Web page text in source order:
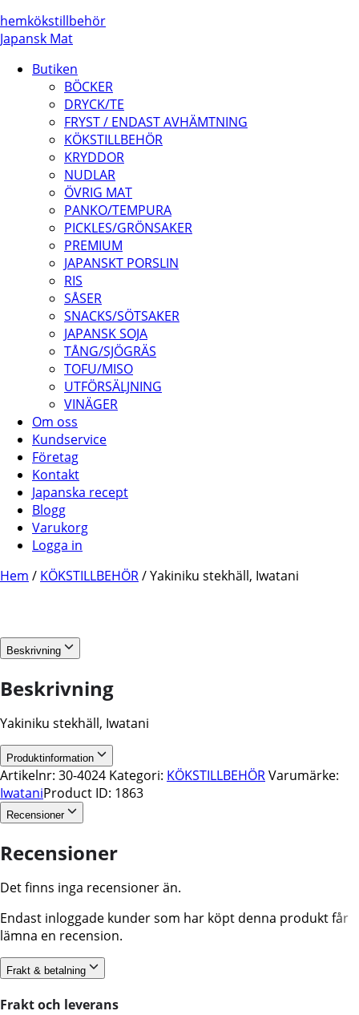
hemkökstillbehör
Japansk Mat
Butiken
BÖCKER
DRYCK/TE
FRYST / ENDAST AVHÄMTNING
KÖKSTILLBEHÖR
KRYDDOR
NUDLAR
ÖVRIG MAT
PANKO/TEMPURA
PICKLES/GRÖNSAKER
PREMIUM
JAPANSKT PORSLIN
RIS
SÅSER
SNACKS/SÖTSAKER
JAPANSK SOJA
TÅNG/SJÖGRÄS
TOFU/MISO
UTFÖRSÄLJNING
VINÄGER
Om oss
Kundservice
Företag
Kontakt
Japanska recept
Blogg
Varukorg
Logga in
Hem / KÖKSTILLBEHÖR/ Yakiniku stekhäll, Iwatani
Beskrivning
Beskrivning
Yakiniku stekhäll, Iwatani
Produktinformation
Artikelnr: 30-4024 Kategori: KÖKSTILLBEHÖRVarumärke:
IwataniProduct ID: 1863
Recensioner
Recensioner
Det finns inga recensioner än.
Endast inloggade kunder som har köpt denna produkt får
lämna en recension.
Frakt & betalning
Frakt och leverans